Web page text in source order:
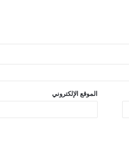
الموقع الإلكتروني